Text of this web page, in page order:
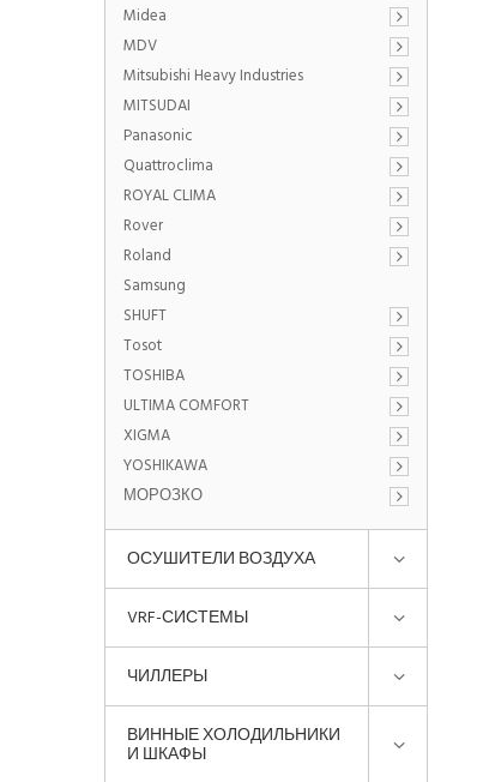
Midea
MDV
Mitsubishi Heavy Industries
MITSUDAI
Panasonic
Quattroclima
ROYAL CLIMA
Rover
Roland
Samsung
SHUFT
Tosot
TOSHIBA
ULTIMA COMFORT
XIGMA
YOSHIKAWA
МОРОЗКО
ОСУШИТЕЛИ ВОЗДУХА
VRF-СИСТЕМЫ
ЧИЛЛЕРЫ
ВИННЫЕ ХОЛОДИЛЬНИКИ
И ШКАФЫ